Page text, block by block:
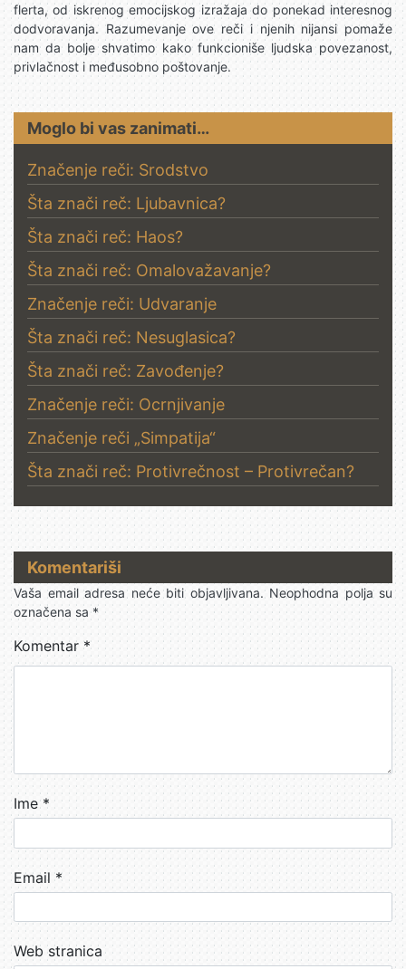
flerta, od iskrenog emocijskog izražaja do ponekad interesnog
dodvoravanja. Razumevanje ove reči i njenih nijansi pomaže
nam da bolje shvatimo kako funkcioniše ljudska povezanost,
privlačnost i međusobno poštovanje.
Moglo bi vas zanimati…
Značenje reči: Srodstvo
Šta znači reč: Ljubavnica?
Šta znači reč: Haos?
Šta znači reč: Omalovažavanje?
Značenje reči: Udvaranje
Šta znači reč: Nesuglasica?
Šta znači reč: Zavođenje?
Značenje reči: Ocrnjivanje
Značenje reči „Simpatija“
Šta znači reč: Protivrečnost – Protivrečan?
Komentariši
Vaša email adresa neće biti objavljivana. Neophodna polja su
označena sa*
Komentar *
Ime*
Email*
Web stranica